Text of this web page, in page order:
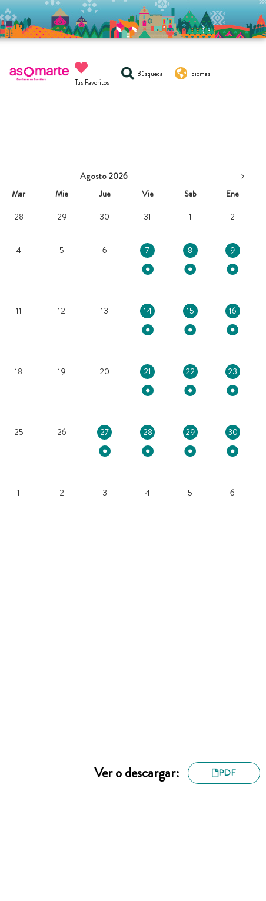
Tus Favoritos
Búsqueda Idiomas
Agosto 2026
Mar Mie Jue Vie Sab
Ene
28 29 30 31 1 2
4 5 6 7 8 9
11 12 13 14 15 16
18 19 20 21 22 23
25 26 27 28 29 30
1 2 3 4 5 6
Ver o descargar: PDF